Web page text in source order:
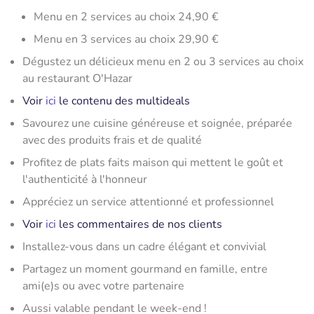
Menu en 2 services au choix 24,90 €
Menu en 3 services au choix 29,90 €
Dégustez un délicieux menu en 2 ou 3 services au choix
au restaurant O'Hazar
Voir ici le contenu des multideals
Savourez une cuisine généreuse et soignée, préparée
avec des produits frais et de qualité
Profitez de plats faits maison qui mettent le goût et
l'authenticité à l'honneur
Appréciez un service attentionné et professionnel
Voir ici les commentaires de nos clients
Installez-vous dans un cadre élégant et convivial
Partagez un moment gourmand en famille, entre
ami(e)s ou avec votre partenaire
Aussi valable pendant le week-end !